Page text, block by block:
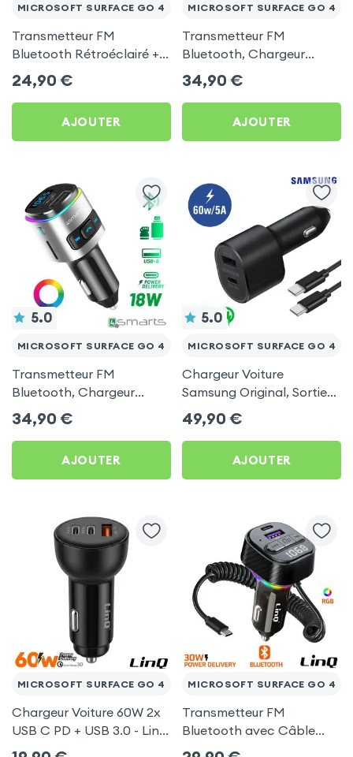
MICROSOFT SURFACE GO 4
Transmetteur FM
Bluetooth Rétroéclairé +
Chargeur Voiture USB C
et USB - XO
24,90 €
AJOUTER
MICROSOFT SURFACE GO 4
Transmetteur FM
Bluetooth, Chargeur
Allume-cigare, Muvit pour
Microsoft Surface Go 4
34,90 €
AJOUTER
5.0
MICROSOFT SURFACE GO 4
Transmetteur FM
Bluetooth, Chargeur
Allume-Cigare USB / USB-
C, Kit Main Libre
Multifonction - 4smarts
34,90 €
AJOUTER
5.0
MICROSOFT SURFACE GO 4
Chargeur Voiture
Samsung Original, Sortie
USB-C 45W / USB 15W +
Câble USB-C 1m - Noi
pour Microsoft Surface
49,90 €
AJOUTER
MICROSOFT SURFACE GO 4
Chargeur Voiture 60W 2x
USB C PD + USB 3.0 - LinQ
pour Microsoft Surface
MICROSOFT SURFACE GO 4
Transmetteur FM
Bluetooth avec Câble
USB C - LinQ pour